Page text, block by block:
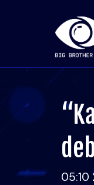
05:10